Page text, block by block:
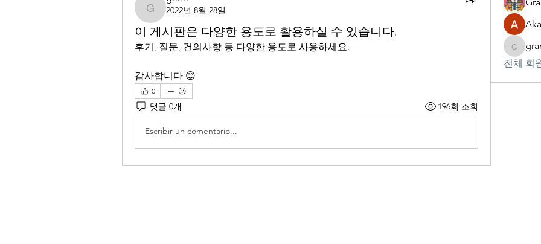
gram2022년 8월 28일
이 게시판은 다양한 용도로 활용하실 수 있습니다.
후기, 질문, 건의사항 등 다양한 용도로 사용하세요.
감사합니다 😊
0
댓글 0개 196회 조회
Escribir un comentario...
gram
전체 회